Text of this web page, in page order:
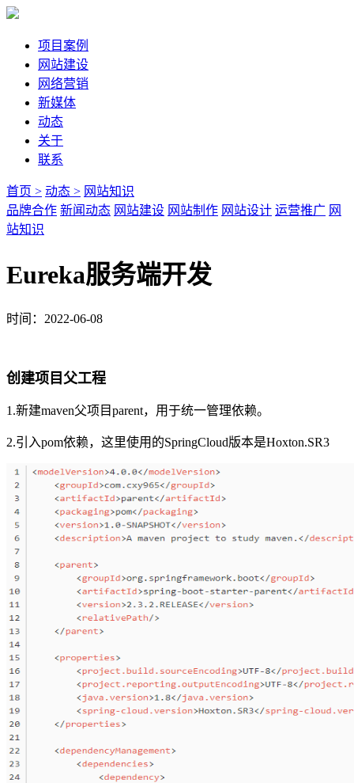
项目案例
网站建设
网络营销
新媒体
动态
关于
联系
首页 > 动态 > 网站知识
品牌合作 新闻动态 网站建设 网站制作 网站设计 运营推广 网
站知识
Eureka服务端开发
时间：2022-06-08
创建项目父工程
1.新建maven父项目parent，用于统一管理依赖。
2.引入pom依赖，这里使用的SpringCloud版本是Hoxton.SR3